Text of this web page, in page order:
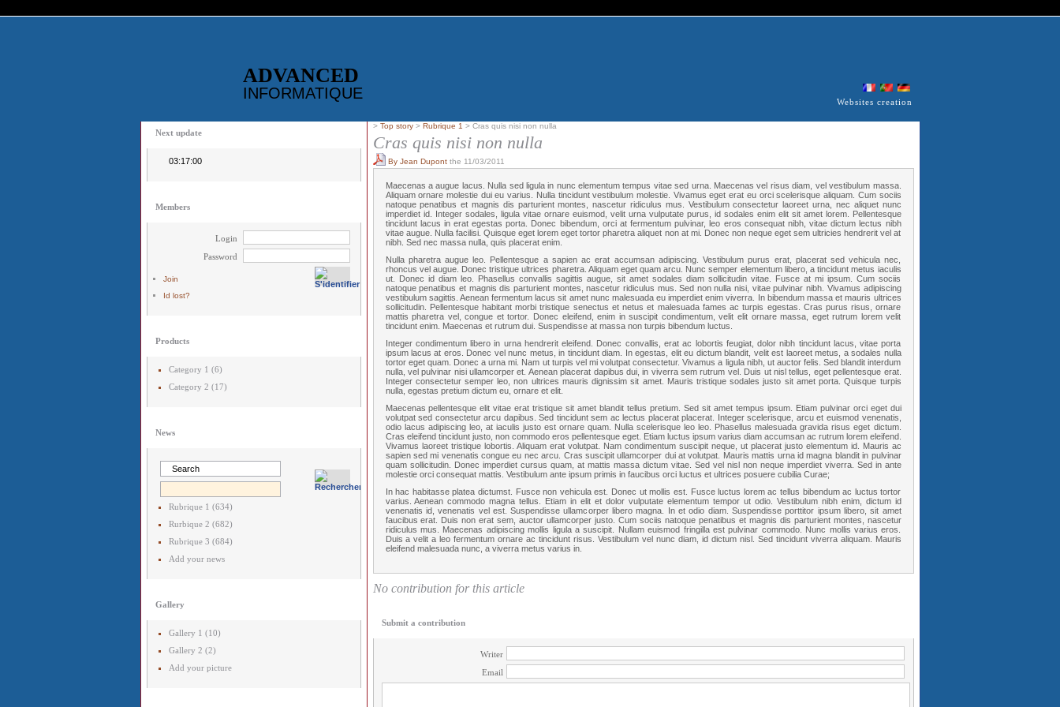
ADVANCED
INFORMATIQUE Websites creation
Next update
03:17:00
Members
Login
Password
Join
Id lost?
Products
Category 1 (6)
Category 2 (17)
News
Rubrique 1 (634)
Rurbique 2 (682)
Rubrique 3 (684)
Add your news
Gallery
Gallery 1 (10)
Gallery 2 (2)
Add your picture
> Top story> Rubrique 1 > Cras quis nisi non nulla
Cras quis nisi non nulla
By Jean Dupontthe 11/03/2011
Maecenas a augue lacus. Nulla sed ligula in nunc elementum tempus vitae sed urna. Maecenas vel risus diam, vel vestibulum massa.
Aliquam ornare molestie dui eu varius. Nulla tincidunt vestibulum molestie. Vivamus eget erat eu orci scelerisque aliquam. Cum sociis
natoque penatibus et magnis dis parturient montes, nascetur ridiculus mus. Vestibulum consectetur laoreet urna, nec aliquet nunc
imperdiet id. Integer sodales, ligula vitae ornare euismod, velit urna vulputate purus, id sodales enim elit sit amet lorem. Pellentesque
tincidunt lacus in erat egestas porta. Donec bibendum, orci at fermentum pulvinar, leo eros consequat nibh, vitae dictum lectus nibh
vitae augue. Nulla facilisi. Quisque eget lorem eget tortor pharetra aliquet non at mi. Donec non neque eget sem ultricies hendrerit vel at
nibh. Sed nec massa nulla, quis placerat enim.
Nulla pharetra augue leo. Pellentesque a sapien ac erat accumsan adipiscing. Vestibulum purus erat, placerat sed vehicula nec,
rhoncus vel augue. Donec tristique ultrices pharetra. Aliquam eget quam arcu. Nunc semper elementum libero, a tincidunt metus iaculis
ut. Donec id diam leo. Phasellus convallis sagittis augue, sit amet sodales diam sollicitudin vitae. Fusce at mi ipsum. Cum sociis
natoque penatibus et magnis dis parturient montes, nascetur ridiculus mus. Sed non nulla nisi, vitae pulvinar nibh. Vivamus adipiscing
vestibulum sagittis. Aenean fermentum lacus sit amet nunc malesuada eu imperdiet enim viverra. In bibendum massa et mauris ultrices
sollicitudin. Pellentesque habitant morbi tristique senectus et netus et malesuada fames ac turpis egestas. Cras purus risus, ornare
mattis pharetra vel, congue et tortor. Donec eleifend, enim in suscipit condimentum, velit elit ornare massa, eget rutrum lorem velit
tincidunt enim. Maecenas et rutrum dui. Suspendisse at massa non turpis bibendum luctus.
Integer condimentum libero in urna hendrerit eleifend. Donec convallis, erat ac lobortis feugiat, dolor nibh tincidunt lacus, vitae porta
ipsum lacus at eros. Donec vel nunc metus, in tincidunt diam. In egestas, elit eu dictum blandit, velit est laoreet metus, a sodales nulla
tortor eget quam. Donec a urna mi. Nam ut turpis vel mi volutpat consectetur. Vivamus a ligula nibh, ut auctor felis. Sed blandit interdum
nulla, vel pulvinar nisi ullamcorper et. Aenean placerat dapibus dui, in viverra sem rutrum vel. Duis ut nisl tellus, eget pellentesque erat.
Integer consectetur semper leo, non ultrices mauris dignissim sit amet. Mauris tristique sodales justo sit amet porta. Quisque turpis
nulla, egestas pretium dictum eu, ornare et elit.
Maecenas pellentesque elit vitae erat tristique sit amet blandit tellus pretium. Sed sit amet tempus ipsum. Etiam pulvinar orci eget dui
volutpat sed consectetur arcu dapibus. Sed tincidunt sem ac lectus placerat placerat. Integer scelerisque, arcu et euismod venenatis,
odio lacus adipiscing leo, at iaculis justo est ornare quam. Nulla scelerisque leo leo. Phasellus malesuada gravida risus eget dictum.
Cras eleifend tincidunt justo, non commodo eros pellentesque eget. Etiam luctus ipsum varius diam accumsan ac rutrum lorem eleifend.
Vivamus laoreet tristique lobortis. Aliquam erat volutpat. Nam condimentum suscipit neque, ut placerat justo elementum id. Mauris ac
sapien sed mi venenatis congue eu nec arcu. Cras suscipit ullamcorper dui at volutpat. Mauris mattis urna id magna blandit in pulvinar
quam sollicitudin. Donec imperdiet cursus quam, at mattis massa dictum vitae. Sed vel nisl non neque imperdiet viverra. Sed in ante
molestie orci consequat mattis. Vestibulum ante ipsum primis in faucibus orci luctus et ultrices posuere cubilia Curae;
In hac habitasse platea dictumst. Fusce non vehicula est. Donec ut mollis est. Fusce luctus lorem ac tellus bibendum ac luctus tortor
varius. Aenean commodo magna tellus. Etiam in elit et dolor vulputate elementum tempor ut odio. Vestibulum nibh enim, dictum id
venenatis id, venenatis vel est. Suspendisse ullamcorper libero magna. In et odio diam. Suspendisse porttitor ipsum libero, sit amet
faucibus erat. Duis non erat sem, auctor ullamcorper justo. Cum sociis natoque penatibus et magnis dis parturient montes, nascetur
ridiculus mus. Maecenas adipiscing mollis ligula a suscipit. Nullam euismod fringilla est pulvinar commodo. Nunc mollis varius eros.
Duis a velit a leo fermentum ornare ac tincidunt risus. Vestibulum vel nunc diam, id dictum nisl. Sed tincidunt viverra aliquam. Mauris
eleifend malesuada nunc, a viverra metus varius in.
No contribution for this article
Submit a contribution
Writer
Email